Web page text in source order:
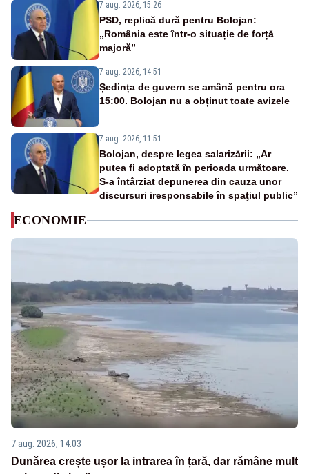
7 aug. 2026, 15:26
PSD, replică dură pentru Bolojan:
„România este într-o situație de forță
majoră”
7 aug. 2026, 14:51
Ședința de guvern se amână pentru ora
15:00. Bolojan nu a obținut toate avizele
7 aug. 2026, 11:51
Bolojan, despre legea salarizării: „Ar
putea fi adoptată în perioada următoare.
S-a întârziat depunerea din cauza unor
discursuri iresponsabile în spaţiul public”
ECONOMIE
7 aug. 2026, 14:03
Dunărea crește ușor la intrarea în țară, dar rămâne mult